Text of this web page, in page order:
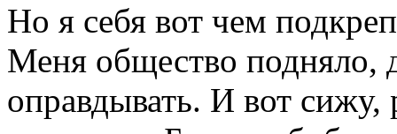
Но я себя вот чем
Меня общество подняло,
оправдывать. И вот